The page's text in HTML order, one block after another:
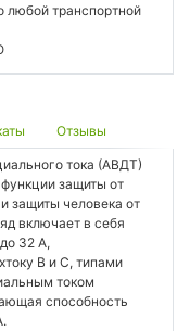
любой транспортной
Отзывы
тока (АВДТ)
защиты от
защиты человека от
включает в себя
32 А,
B и C, типами
током
способность